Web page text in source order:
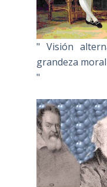
" Visión
grandeza
"